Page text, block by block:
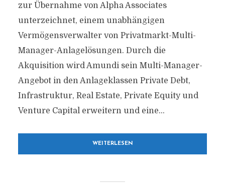
zur Übernahme von Alpha Associates
unterzeichnet, einem unabhängigen
Vermögensverwalter von Privatmarkt-Multi-
Manager-Anlagelösungen. Durch die
Akquisition wird Amundi sein Multi-Manager-
Angebot in den Anlageklassen Private Debt,
Infrastruktur, Real Estate, Private Equity und
Venture Capital erweitern und eine...
WEITERLESEN